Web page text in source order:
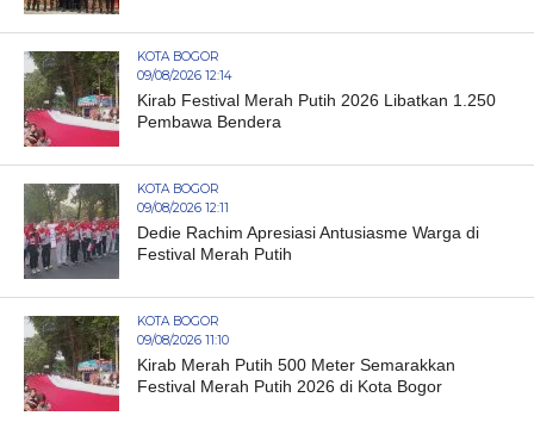
KOTA BOGOR
09/08/2026 12:14
Kirab Festival Merah Putih 2026 Libatkan 1.250
Pembawa Bendera
KOTA BOGOR
09/08/2026 12:11
Dedie Rachim Apresiasi Antusiasme Warga di
Festival Merah Putih
KOTA BOGOR
09/08/2026 11:10
Kirab Merah Putih 500 Meter Semarakkan
Festival Merah Putih 2026 di Kota Bogor